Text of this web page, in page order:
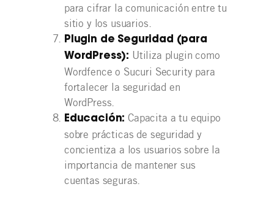
para cifrar la comunicación entre tu
sitio y los usuarios.
Plugin de Seguridad (para
WordPress): Utiliza plugin como
Wordfence o Sucuri Security para
fortalecer la seguridad en
WordPress.
Educación: Capacita a tu equipo
sobre prácticas de seguridad y
concientiza a los usuarios sobre la
importancia de mantener sus
cuentas seguras.